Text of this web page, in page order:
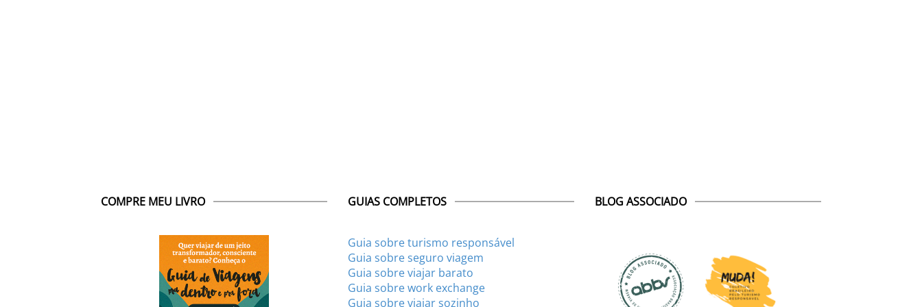
COMPRE MEU LIVRO GUIAS COMPLETOS
Guia sobre turismo responsável
Guia sobre seguro viagem
Guia sobre viajar barato
Guia sobre work exchange
Guia sobre viajar sozinho
BLOG ASSOCIADO